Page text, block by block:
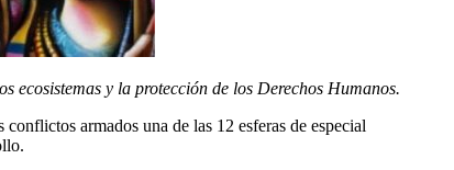
ecosistemas y la protección de los Derechos Humanos.
armados una de las 12 esferas de especial